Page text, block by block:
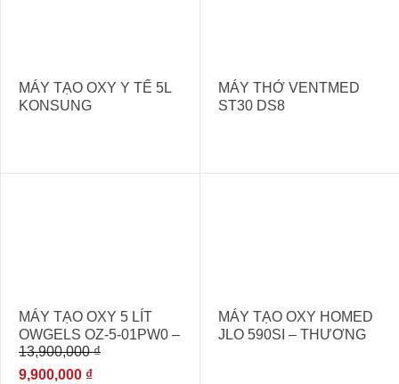
MÁY TẠO OXY Y TẾ 5L
KONSUNG
MÁY THỞ VENTMED
ST30 DS8
MÁY TẠO OXY 5 LÍT
OWGELS OZ-5-01PW0 –
CÓ XÔNG MŨI
13,900,000₫
9,900,000 ₫
MÁY TẠO OXY HOMED
JLO 590SI – THƯƠNG